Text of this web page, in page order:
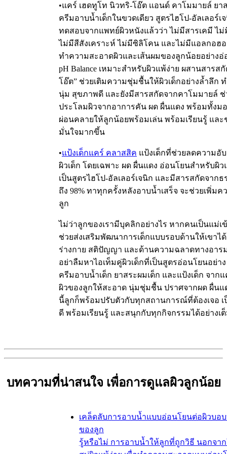
•แคร์ เฮดทูโท นิวทริ-โอ๊ต เเอนด์ คาโมมายล์ ยา
ครีมอาบน้ำเด็กในขวดเดียว สูตรไฮโป-อัลเลอร์เ
ทดสอบจากแพทย์ผิวหนังแล้วว่า ไม่มีสารเคมี ไม่
ไม่มีสีสังเคราะห์ ไม่มีซิลิโคน และไม่มีแอลกอฮ
ทำความสะอาดผิวและเส้นผมของลูกน้อยอย่าง
pH Balance เหมาะสำหรับผิวแพ้ง่าย ผสานสารส
โอ๊ต” ช่วยเติมความชุ่มชื้นให้ผิวเด็กอย่างล้ำลึก
นุ่ม สุขภาพดี และยังมีสารสกัดจากคาโมมายล์
ประโลมผิวจากอาการคัน ผด ผื่นแดง พร้อมทั้ง
ผ่อนคลายให้ลูกน้อยพร้อมเล่น พร้อมเรียนรู้ และ
มั่นใจมากขึ้น
•แป้งเด็กแคร์ คลาสสิค แป้งเด็กที่ช่วยลดความอั
ผิวเด็ก โดยเฉพาะ ผด ผื่นแดง อ่อนโยนสำหรับผิว
เป็นสูตรไฮโป-อัลเลอร์เจนิก และมีสารสกัดจาก
ถึง 98% ทาทุกครั้งหลังอาบน้ำเสร็จ จะช่วยเพิ่มค
ลูก
ไม่ว่าลูกของเรามีบุคลิกอย่างไร หากคนเป็นแม่เ
ช่วยส่งเสริมพัฒนาการเด็กแบบรอบด้านให้เขาไ
ร่างกาย สติปัญญา และด้านความฉลาดทางอา
อย่าลืมหาไอเท็มคู่ผิวเด็กที่เป็นสูตรอ่อนโยนอย่า
ครีมอาบน้ำเด็ก ยาสระผมเด็ก และแป้งเด็ก จาก
ผิวของลูกให้สะอาด นุ่มชุ่มชื้น ปราศจากผด ผื่นแ
นี้ลูกก็พร้อมปรับตัวกับทุกสถานการณ์ที่ต้องเจอ
ดี พร้อมเรียนรู้ และสนุกกับทุกกิจกรรมได้อย่างเ
บทความที่น่าสนใจ เพื่อการดูแลผิวลูกน้อย
เคล็ดลับการอาบน้ำแบบอ่อนโยนต่อผิวบอ
ของลูก
รู้หรือไม่ การอาบน้ำให้ลูกที่ถูกวิธี นอกจา